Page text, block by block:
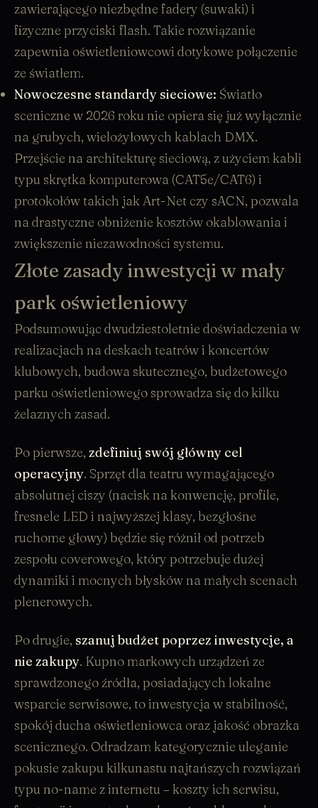
zawierającego niezbędne fadery (suwaki) i
fizyczne przyciski flash. Takie rozwiązanie
zapewnia oświetleniowcowi dotykowe połączenie
ze światłem.
Nowoczesne standardy sieciowe: Światło
sceniczne w 2026 roku nie opiera się już wyłącznie
na grubych, wielożyłowych kablach DMX.
Przejście na architekturę sieciową, z użyciem kabli
typu skrętka komputerowa (CAT5e/CAT6) i
protokołów takich jak Art-Net czy sACN, pozwala
na drastyczne obniżenie kosztów okablowania i
zwiększenie niezawodności systemu.
Złote zasady inwestycji w mały
park oświetleniowy
Podsumowując dwudziestoletnie doświadczenia w
realizacjach na deskach teatrów i koncertów
klubowych, budowa skutecznego, budżetowego
parku oświetleniowego sprowadza się do kilku
żelaznych zasad.
Po pierwsze, zdefiniuj swój główny cel
operacyjny. Sprzęt dla teatru wymagającego
absolutnej ciszy (nacisk na konwencję, profile,
fresnele LED i najwyższej klasy, bezgłośne
ruchome głowy) będzie się różnił od potrzeb
zespołu coverowego, który potrzebuje dużej
dynamiki i mocnych błysków na małych scenach
plenerowych.
Po drugie, szanuj budżet poprzez inwestycje, a
nie zakupy. Kupno markowych urządzeń ze
sprawdzonego źródła, posiadających lokalne
wsparcie serwisowe, to inwestycja w stabilność,
spokój ducha oświetleniowca oraz jakość obrazka
scenicznego. Odradzam kategorycznie uleganie
pokusie zakupu kilkunastu najtańszych rozwiązań
typu no-name z internetu – koszty ich serwisu,